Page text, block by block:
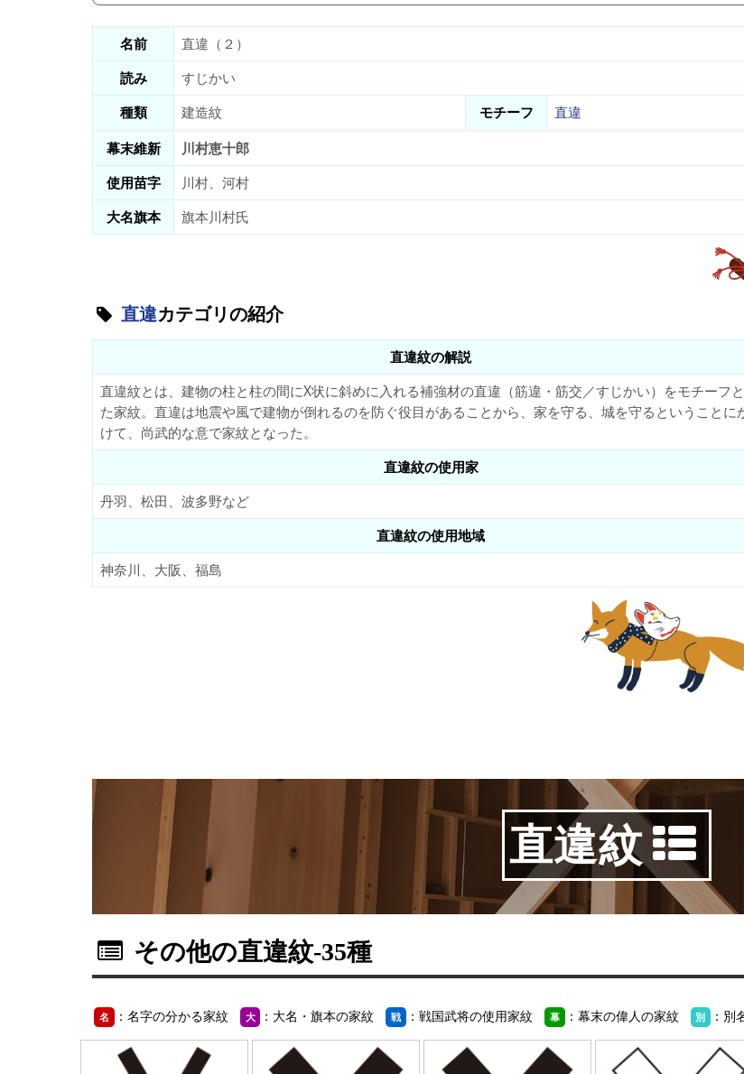
名前
直違（２）
読み
すじかい
種類
建造紋 モチーフ
直違
幕末維新
川村恵十郎
使用苗字
川村、河村
大名旗本
旗本川村氏
直違カテゴリの紹介
直違紋の解説
直違紋とは、建物の柱と柱の間にX状に斜めに入れる補強材の直違（筋違・筋交／すじかい）をモチーフ
た家紋。直違は地震や風で建物が倒れるのを防ぐ役目があることから、家を守る、城を守るということに
けて、尚武的な意で家紋となった。
直違紋の使用家
丹羽、松田、波多野など
直違紋の使用地域
神奈川、大阪、福島
直違紋
その他の直違紋-35種
名 ：名字の分かる家紋 大 ：大名・旗本の家紋 戦 ：戦国武将の使用家紋 幕 ：幕末の偉人の家紋 別 ：別